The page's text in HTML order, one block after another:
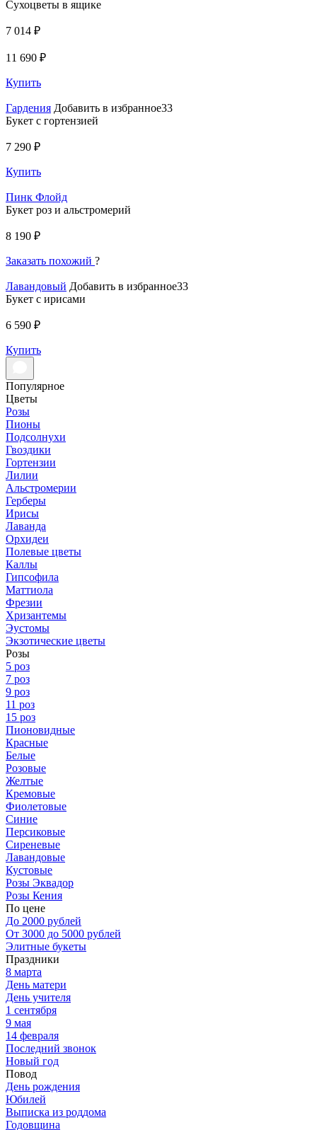
Сухоцветы в ящике
7 014 ₽
11 690 ₽
Купить
Гардения Добавить в избранное33
Букет с гортензией
7 290 ₽
Купить
Пинк Флойд
Букет роз и альстромерий
8 190 ₽
Заказать похожий ?
Лавандовый Добавить в избранное33
Букет с ирисами
6 590 ₽
Купить
Популярное
Цветы
Розы
Пионы
Подсолнухи
Гвоздики
Гортензии
Лилии
Альстромерии
Герберы
Ирисы
Лаванда
Орхидеи
Полевые цветы
Каллы
Гипсофила
Маттиола
Фрезии
Хризантемы
Эустомы
Экзотические цветы
Розы
5 роз
7 роз
9 роз
11 роз
15 роз
Пионовидные
Красные
Белые
Розовые
Желтые
Кремовые
Фиолетовые
Синие
Персиковые
Сиреневые
Лавандовые
Кустовые
Розы Эквадор
Розы Кения
По цене
До 2000 рублей
От 3000 до 5000 рублей
Элитные букеты
Праздники
8 марта
День матери
День учителя
1 сентября
9 мая
14 февраля
Последний звонок
Новый год
Повод
День рождения
Юбилей
Выписка из роддома
Годовщина